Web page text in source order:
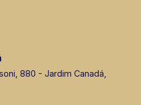
880 - Jardim Canadá,